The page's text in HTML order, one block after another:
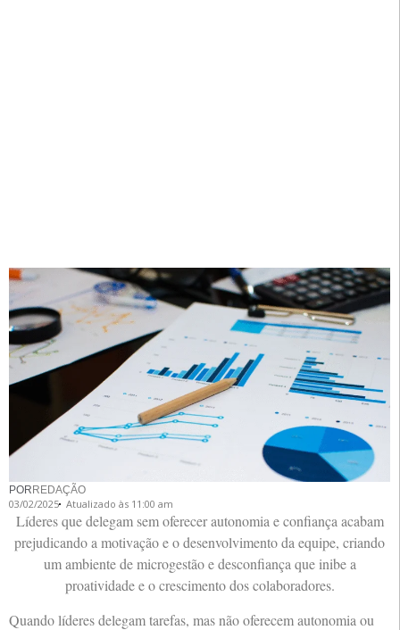
POR REDAÇÃO
03/02/2025 Atualizado às 11:00 am
Líderes que delegam sem oferecer autonomia e confiança acabam
prejudicando a motivação e o desenvolvimento da equipe, criando
um ambiente de microgestão e desconfiança que inibe a
proatividade e o crescimento dos colaboradores.
Quando líderes delegam tarefas, mas não oferecem autonomia ou